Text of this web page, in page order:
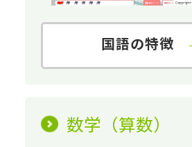
国語の特徴
数学（算数）